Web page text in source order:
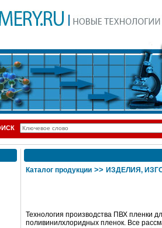
Каталог продукции >> ИЗДЕЛИЯ,
Технология производства ПВХ пленки
поливинилхлоридных пленок. Все